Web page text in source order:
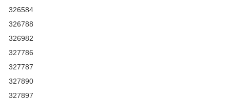
326584
326788
326982
327786
327787
327890
327897